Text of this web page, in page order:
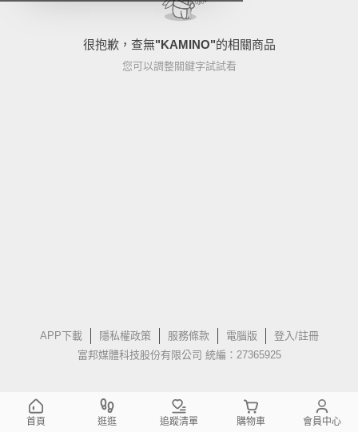
很抱歉，查無"KAMINO"的相關商品
您可以調整關鍵字試試看
APP下載 隱私權政策 服務條款 電腦版
登入/註冊
富邦媒體科技股份有限公司 統編：27365925
首頁 逛逛 追蹤清單 購物車 會員中心